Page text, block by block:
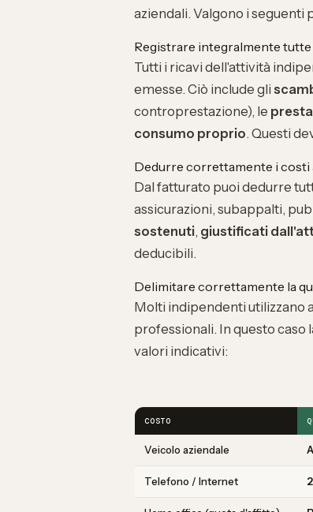
aziendali. Valgono i seguenti
Registrare integralmente
Tutti i ricavi dell'attività
emesse. Ciò include gli
controprestazione), le
consumo proprio. Questi
Dedurre correttamente i costi
Dal fatturato puoi dedurre
assicurazioni, subappalti,
sostenuti, giustificati
deducibili.
Delimitare correttamente la
Molti indipendenti utilizzano
professionali. In questo caso
valori indicativi:
COSTO
Veicolo aziendale
Telefono / Internet